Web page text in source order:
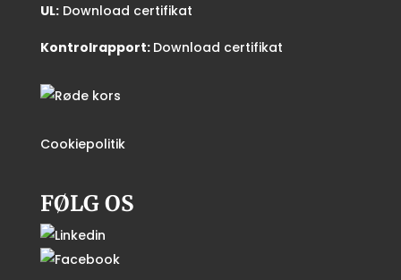
UL: Download certifikat
Kontrolrapport: Download certifikat
Cookiepolitik
FØLG OS